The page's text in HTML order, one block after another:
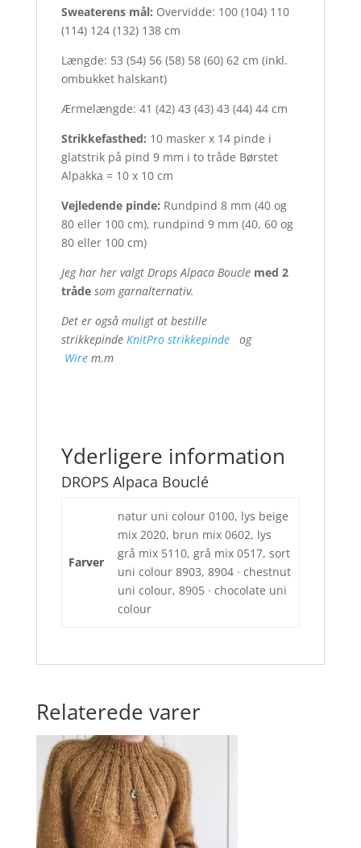
Sweaterens mål: Overvidde: 100 (104) 110
(114) 124 (132) 138 cm
Længde: 53 (54) 56 (58) 58 (60) 62 cm (inkl.
ombukket halskant)
Ærmelængde: 41 (42) 43 (43) 43 (44) 44 cm
Strikkefasthed: 10 masker x 14 pinde i
glatstrik på pind 9 mm i to tråde Børstet
Alpakka = 10 x 10 cm
Vejledende pinde: Rundpind 8 mm (40 og
80 eller 100 cm), rundpind 9 mm (40, 60 og
80 eller 100 cm)
Jeg har her valgt Drops Alpaca Boucle med 2
tråde som garnalternativ.
Det er også muligt at bestille
strikkepinde KnitPro strikkepindeog
Wire m.m
Yderligere information
DROPS Alpaca Bouclé
Farver
natur uni colour 0100, lys beige
mix 2020, brun mix 0602, lys
grå mix 5110, grå mix 0517, sort
uni colour 8903, 8904 · chestnut
uni colour, 8905 · chocolate uni
colour
Relaterede varer